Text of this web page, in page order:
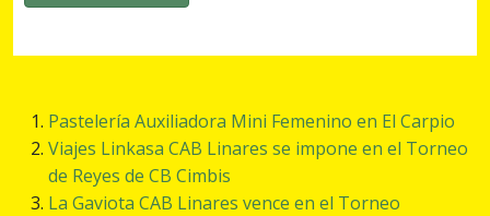
Pastelería Auxiliadora Mini Femenino en El Carpio
Viajes Linkasa CAB Linares se impone en el Torneo
de Reyes de CB Cimbis
La Gaviota CAB Linares vence en el Torneo